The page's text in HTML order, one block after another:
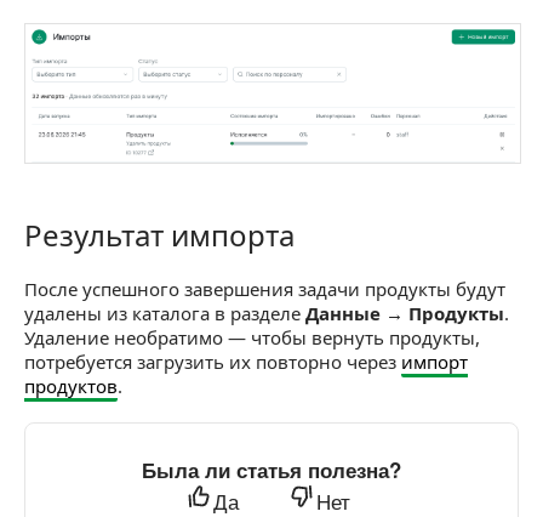
Результат импорта
Результат импорта
После успешного завершения задачи продукты будут
удалены из каталога в разделе Данные → Продукты.
Удаление необратимо — чтобы вернуть продукты,
потребуется загрузить их повторно через импорт
продуктов.
Была ли статья полезна?
Да Нет